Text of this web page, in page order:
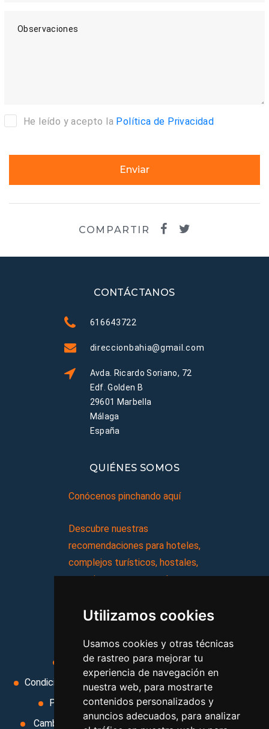
Utilizamos cookies
Usamos cookies y otras técnicas
de rastreo para mejorar tu
experiencia de navegación en
nuestra web, para mostrarte
contenidos personalizados y
anuncios adecuados, para analizar
Observaciones
He leído y acepto la Política de Privacidad
Enviar
COMPARTIR
CONTÁCTANOS
616643722
direccionbahia@gmail.com
Avda. Ricardo Soriano, 72
Edf. Golden B
29601 Marbella
Málaga
España
QUIÉNES SOMOS
Conócenos pinchando aquí
Descubre nuestras
recomendaciones para hoteles,
complejos turísticos, hostales,
vacaciones, paquetes de
Aviso legal
Condiciones de uso
Condiciones Generales
Ley de Viajes Combinados
Política de privacidad
Uso de cookies
Cambiar preferencias de cookies
Area privada